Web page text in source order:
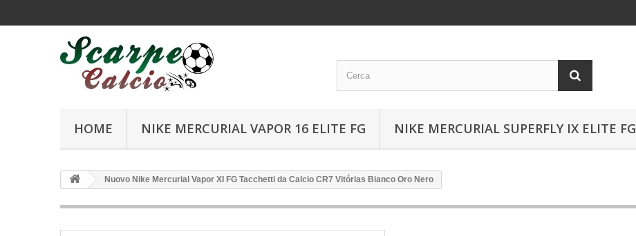
HOME NIKE MERCURIAL VAPOR 16 ELITE FG NIKE MERCURIAL SUPERFLY IX ELITE FG
Nuovo Nike Mercurial Vapor XI FG Tacchetti da Calcio CR7 Vitórias Bianco Oro Nero